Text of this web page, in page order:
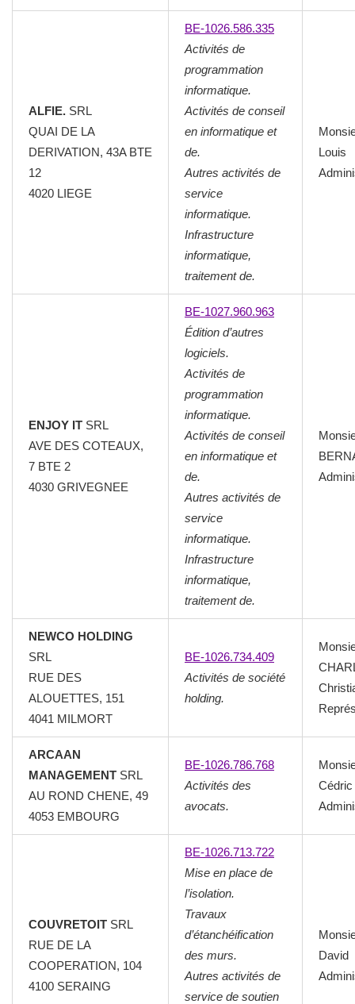
ALFIE. SRL
QUAI DE LA
DERIVATION, 43A BTE
12
4020 LIEGE
BE-1026.586.335
Activités de
programmation
informatique.
Activités de conseil
en informatique et
de.
Autres activités de
service
informatique.
Infrastructure
informatique,
traitement de.
Louis
ENJOY IT SRL
AVE DES COTEAUX,
7 BTE 2
4030 GRIVEGNEE
BE-1027.960.963
Édition d’autres
logiciels.
Activités de
programmation
informatique.
Activités de conseil
en informatique et
de.
Autres activités de
service
informatique.
Infrastructure
informatique,
traitement de.
NEWCO HOLDING
SRL
RUE DES
ALOUETTES, 151
4041 MILMORT
BE-1026.734.409
Activités de société
holding.
ARCAAN
MANAGEMENT SRL
AU ROND CHENE, 49
4053 EMBOURG
BE-1026.786.768
Activités des
avocats.
Cédric
COUVRETOIT SRL
RUE DE LA
COOPERATION, 104
4100 SERAING
BE-1026.713.722
Mise en place de
l’isolation.
Travaux
d’étanchéification
des murs.
Autres activités de
service de soutien
David